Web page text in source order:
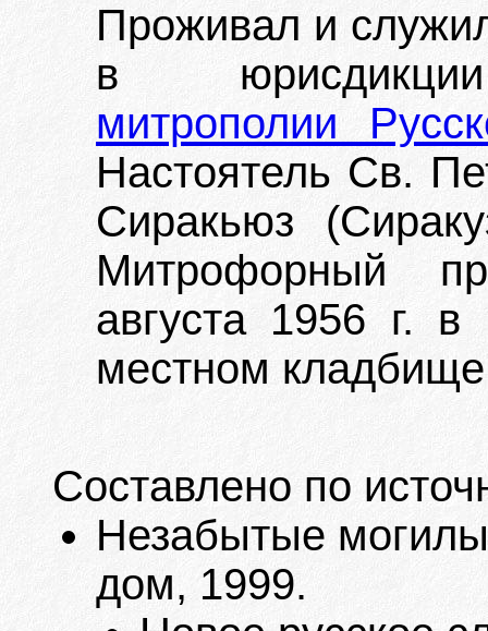
Проживал и
в
митрополии
Настоятель Св.
Сиракьюз
Митрофорный
августа 1956 г.
местном
Составлено по
Незабытые
дом, 1999.